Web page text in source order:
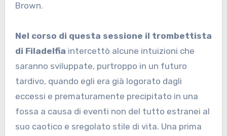
Brown.
Nel corso di questa sessione il trombettista
di Filadelfia intercettò alcune intuizioni che
saranno sviluppate, purtroppo in un futuro
tardivo, quando egli era già logorato dagli
eccessi e prematuramente precipitato in una
fossa a causa di eventi non del tutto estranei al
suo caotico e sregolato stile di vita. Una prima